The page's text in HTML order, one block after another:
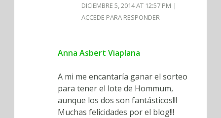
DICIEMBRE 5, 2014 AT 12:57 PM
ACCEDE PARA RESPONDER
Anna Asbert Viaplana
A mi me encantaría ganar el sorteo
para tener el lote de Hommum,
aunque los dos son fantásticos!!!
Muchas felicidades por el blog!!!